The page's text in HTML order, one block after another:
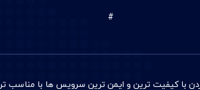
#
با کيفيت ترين و ایمن ترین سرويس ها با مناسب